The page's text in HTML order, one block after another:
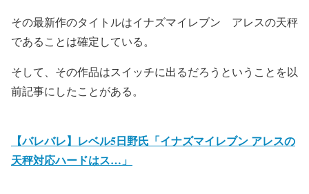
その最新作のタイトルはイナズマイレブン アレスの天秤
であることは確定している。
そして、その作品はスイッチに出るだろうということを以
前記事にしたことがある。
【バレバレ】レベル5日野氏「イナズマイレブン アレスの
天秤対応ハードはス…」